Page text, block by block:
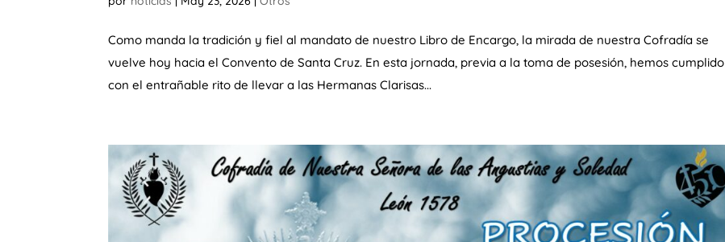
Como manda la tradición y fiel al mandato de nuestro Libro de Encargo, la mirada de nuestra Cofradía se
vuelve hoy hacia el Convento de Santa Cruz. En esta jornada, previa a la toma de posesión, hemos cumplido
con el entrañable rito de llevar a las Hermanas Clarisas...